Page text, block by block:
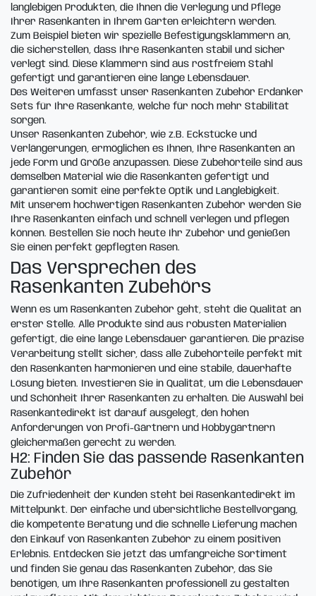
langlebigen Produkten, die Ihnen die Verlegung und Pflege
Ihrer Rasenkanten in Ihrem Garten erleichtern werden.
Zum Beispiel bieten wir spezielle Befestigungsklammern an,
die sicherstellen, dass Ihre Rasenkanten stabil und sicher
verlegt sind. Diese Klammern sind aus rostfreiem Stahl
gefertigt und garantieren eine lange Lebensdauer.
Des Weiteren umfasst unser Rasenkanten Zubehör Erdanker
Sets für Ihre Rasenkante, welche für noch mehr Stabilität
sorgen.
Unser Rasenkanten Zubehör, wie z.B. Eckstücke und
Verlängerungen, ermöglichen es Ihnen, Ihre Rasenkanten an
jede Form und Größe anzupassen. Diese Zubehörteile sind aus
demselben Material wie die Rasenkanten gefertigt und
garantieren somit eine perfekte Optik und Langlebigkeit.
Mit unserem hochwertigen Rasenkanten Zubehör werden Sie
Ihre Rasenkanten einfach und schnell verlegen und pflegen
können. Bestellen Sie noch heute Ihr Zubehör und genießen
Sie einen perfekt gepflegten Rasen.
Das Versprechen des
Rasenkanten Zubehörs
Wenn es um Rasenkanten Zubehör geht, steht die Qualität an
erster Stelle. Alle Produkte sind aus robusten Materialien
gefertigt, die eine lange Lebensdauer garantieren. Die präzise
Verarbeitung stellt sicher, dass alle Zubehörteile perfekt mit
den Rasenkanten harmonieren und eine stabile, dauerhafte
Lösung bieten. Investieren Sie in Qualität, um die Lebensdauer
und Schönheit Ihrer Rasenkanten zu erhalten. Die Auswahl bei
Rasenkantedirekt ist darauf ausgelegt, den hohen
Anforderungen von Profi-Gärtnern und Hobbygärtnern
gleichermaßen gerecht zu werden.
H2: Finden Sie das passende Rasenkanten
Zubehör
Die Zufriedenheit der Kunden steht bei Rasenkantedirekt im
Mittelpunkt. Der einfache und übersichtliche Bestellvorgang,
die kompetente Beratung und die schnelle Lieferung machen
den Einkauf von Rasenkanten Zubehör zu einem positiven
Erlebnis. Entdecken Sie jetzt das umfangreiche Sortiment
und finden Sie genau das Rasenkanten Zubehör, das Sie
benötigen, um Ihre Rasenkanten professionell zu gestalten